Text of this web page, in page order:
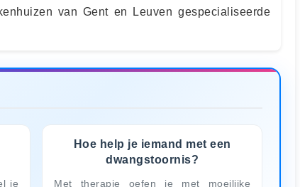
van Gent en Leuven gespecialiseerde
je
Hoe help je iemand met een
dwangstoornis?
Met therapie oefen je met moeilijke